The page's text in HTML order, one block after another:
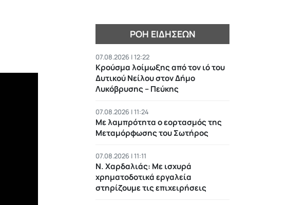
ΡΟΉ ΕΙΔΉΣΕΩΝ
07.08.2026 | 12:22
Κρούσμα λοίμωξης από τον ιό του
Δυτικού Νείλου στον Δήμο
Λυκόβρυσης – Πεύκης
07.08.2026 | 11:24
Με λαμπρότητα ο εορτασμός της
Μεταμόρφωσης του Σωτήρος
07.08.2026 | 11:11
Ν. Χαρδαλιάς: Με ισχυρά
χρηματοδοτικά εργαλεία
στηρίζουμε τις επιχειρήσεις